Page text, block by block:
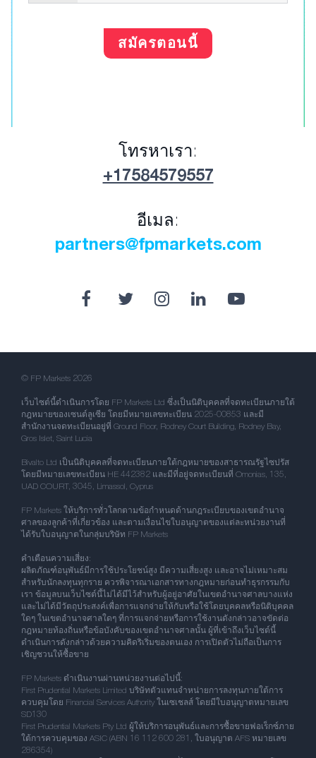
สมัครตอนนี้
โทรหาเรา:
+17584579557
อีเมล:
partners@fpmarkets.com
© FP Markets 2026
เว็บไซต์นี้ดำเนินการโดย FP Markets Ltd ซึ่งเป็นนิติบุคคลที่จดทะเบียนภายใต้
กฎหมายของเซนต์ลูเซีย โดยมีหมายเลขทะเบียน 2025-00853 และมี
สำนักงานจดทะเบียนอยู่ที่ Ground Floor, Rodney Court Building, Rodney Bay,
Gros Islet, Saint Lucia
Bivalto Ltd เป็นนิติบุคคลที่จดทะเบียนภายใต้กฎหมายของสาธารณรัฐไซปรัส
โดยมีหมายเลขทะเบียน HE 442382 และมีที่อยู่จดทะเบียนที่ Omonias, 135,
UAD COURT, 3045, Limassol, Cyprus
FP Markets ให้บริการทั่วโลกตามข้อกำหนดด้านกฎระเบียบของเขตอำนาจ
ศาลของลูกค้าที่เกี่ยวข้อง และตามเงื่อนไขใบอนุญาตของแต่ละหน่วยงานที่
ได้รับใบอนุญาตในกลุ่มบริษัท FP Markets
คำเตือนความเสี่ยง:
ผลิตภัณฑ์อนุพันธ์มีการใช้ประโยชน์สูง มีความเสี่ยงสูง และอาจไม่เหมาะสม
สำหรับนักลงทุนทุกราย ควรพิจารณาเอกสารทางกฎหมายก่อนทำธุรกรรมกับ
เรา ข้อมูลบนเว็บไซต์นี้ไม่ได้มีไว้สำหรับผู้อยู่อาศัยในเขตอำนาจศาลบางแห่ง
และไม่ได้มีวัตถุประสงค์เพื่อการแจกจ่ายให้กับหรือใช้โดยบุคคลหรือนิติบุคคล
ใดๆ ในเขตอำนาจศาลใดๆ ที่การแจกจ่ายหรือการใช้งานดังกล่าวอาจขัดต่อ
กฎหมายท้องถิ่นหรือข้อบังคับของเขตอำนาจศาลนั้น ผู้ที่เข้าถึงเว็บไซต์นี้
ดำเนินการดังกล่าวด้วยความคิดริเริ่มของตนเอง การเปิดตัวไม่ถือเป็นการ
เชิญชวนให้ซื้อขาย
FP Markets ดำเนินงานผ่านหน่วยงานต่อไปนี้:
First Prudential Markets Limited บริษัทตัวแทนจำหน่ายการลงทุนภายใต้การ
ควบคุมโดย Financial Services Authority ในเซเชลส์ โดยมีใบอนุญาตหมายเลข
SD130
First Prudential Markets Pty Ltd ผู้ให้บริการอนุพันธ์และการซื้อขายฟอเร็กซ์ภาย
ใต้การควบคุมของ ASIC (ABN 16 112 600 281, ใบอนุญาต AFS หมายเลข
286354)